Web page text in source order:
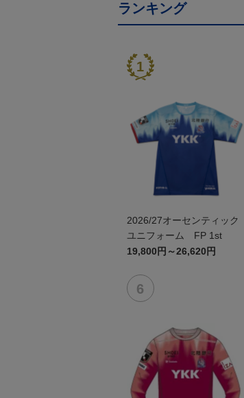
ランキング
2026/27オーセンティック
ユニフォーム FP 1st
19,800円～26,620円